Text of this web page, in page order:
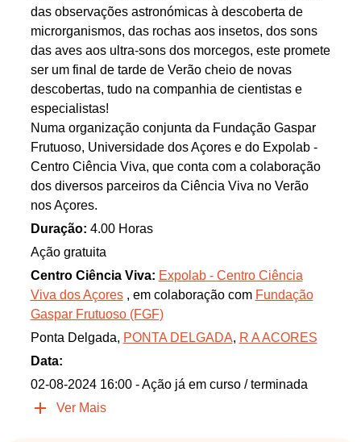
das observações astronómicas à descoberta de
microrganismos, das rochas aos insetos, dos sons
das aves aos ultra-sons dos morcegos, este promete
ser um final de tarde de Verão cheio de novas
descobertas, tudo na companhia de cientistas e
especialistas!
Numa organização conjunta da Fundação Gaspar
Frutuoso, Universidade dos Açores e do Expolab -
Centro Ciência Viva, que conta com a colaboração
dos diversos parceiros da Ciência Viva no Verão
nos Açores.
Duração: 4.00 Horas
Ação gratuita
Centro Ciência Viva: Expolab - Centro Ciência
Viva dos Açores, em colaboração com Fundação
Gaspar Frutuoso (FGF)
Ponta Delgada, PONTA DELGADA, R A ACORES
Data:
02-08-2024 16:00 - Ação já em curso / terminada
Ver Mais